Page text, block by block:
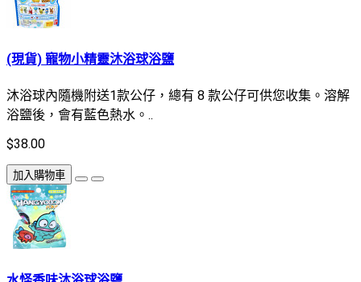
(現貨) 寵物小精靈沐浴球浴鹽
沐浴球內隨機附送1款公仔，總有 8 款公仔可供您收集。溶解
浴鹽後，會有藍色熱水。..
$38.00
加入購物車